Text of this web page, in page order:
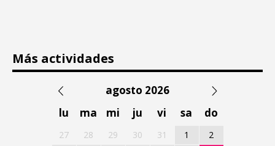
Más actividades
agosto 2026
lu
ma mi ju vi sa do
27 28 29 30 31 1
2